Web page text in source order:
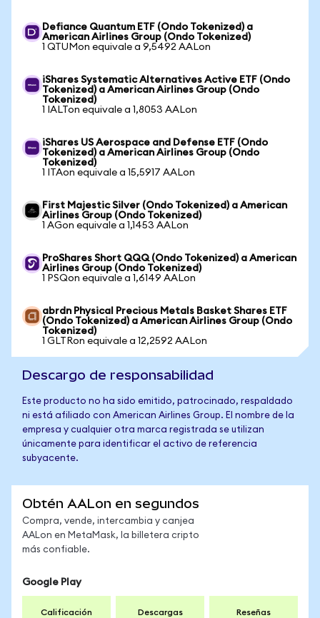
Defiance Quantum ETF (Ondo Tokenized) a
American Airlines Group (Ondo Tokenized)
1 QTUMon equivale a 9,5492 AALon
iShares Systematic Alternatives Active ETF (Ondo
Tokenized) a American Airlines Group (Ondo
Tokenized)
1 IALTon equivale a 1,8053 AALon
iShares US Aerospace and Defense ETF (Ondo
Tokenized) a American Airlines Group (Ondo
Tokenized)
1 ITAon equivale a 15,5917 AALon
First Majestic Silver (Ondo Tokenized) a American
Airlines Group (Ondo Tokenized)
1 AGon equivale a 1,1453 AALon
ProShares Short QQQ (Ondo Tokenized) a American
Airlines Group (Ondo Tokenized)
1 PSQon equivale a 1,6149 AALon
abrdn Physical Precious Metals Basket Shares ETF
(Ondo Tokenized) a American Airlines Group (Ondo
Tokenized)
1 GLTRon equivale a 12,2592 AALon
Descargo de responsabilidad
Este producto no ha sido emitido, patrocinado, respaldado
ni está afiliado con American Airlines Group. El nombre de la
empresa y cualquier otra marca registrada se utilizan
únicamente para identificar el activo de referencia
subyacente.
Obtén AALon en segundos
Compra, vende, intercambia y canjea
AALon en MetaMask, la billetera cripto
más confiable.
Google Play
Calificación Descargas Reseñas